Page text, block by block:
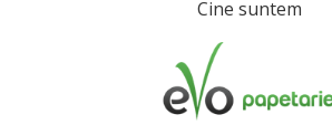
Cine suntem